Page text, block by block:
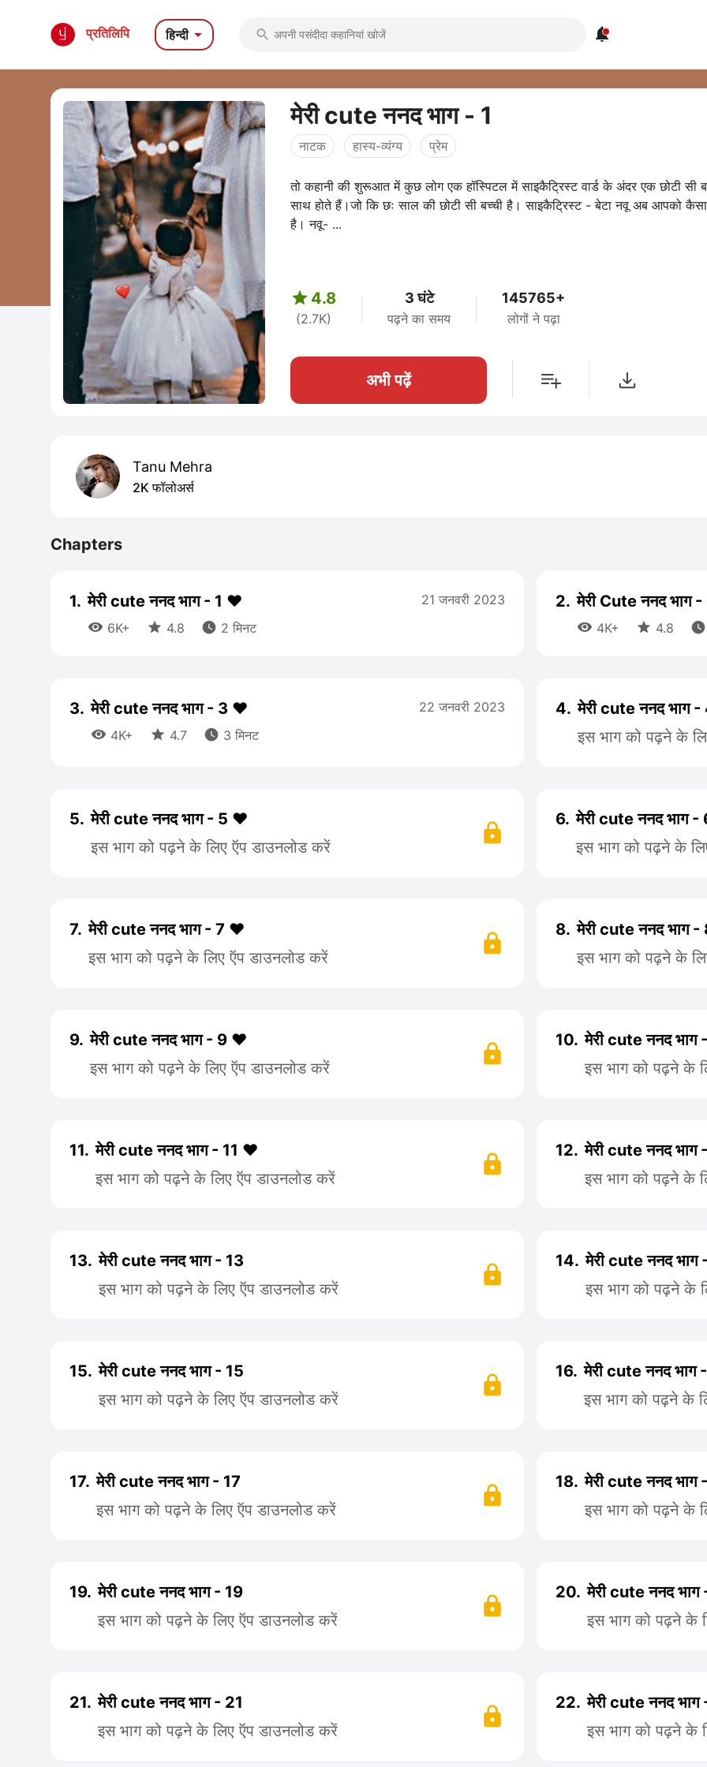
प्रतिलिपि हिन्दी  
मेरी cute ननद भाग - 1
नाटक हास्य-व्यंग्य प्रेम
तो कहानी की शुरूआत में कुछ लोग एक हॉस्पिटल में साइकैट्रिस्ट वार्ड के अंदर एक छोटी सी
साथ होते हैं।जो कि छः साल की छोटी सी बच्ची है। साइकैट्रिस्ट - बेटा नवू अब आपको
है। नवू- ...
 4.8
(2.7K)
3 घंटे
पढ़ने का समय
145765+
लोगों ने पढ़ा
अभी पढ़ें
Tanu Mehra
2K फॉलोअर्स
Chapters
1. मेरी cute ननद भाग - 1 ♥️
 6K+  4.8  2 मिनट
21 जनवरी 2023 2. मेरी Cute ननद भाग
 4K+  4.8 
3. मेरी cute ननद भाग - 3 ♥️
 4K+  4.7  3 मिनट
22 जनवरी 2023 4. मेरी cute ननद भाग
इस भाग को पढ़ने के
5. मेरी cute ननद भाग - 5 ♥️
इस भाग को पढ़ने के लिए ऍप डाउनलोड करें
6. मेरी cute ननद भाग
इस भाग को पढ़ने के
7. मेरी cute ननद भाग - 7 ♥️
इस भाग को पढ़ने के लिए ऍप डाउनलोड करें
8. मेरी cute ननद भाग
इस भाग को पढ़ने के
9. मेरी cute ननद भाग - 9 ♥️
इस भाग को पढ़ने के लिए ऍप डाउनलोड करें
10. मेरी cute ननद
इस भाग को पढ़ने के
11. मेरी cute ननद भाग - 11 ♥️
इस भाग को पढ़ने के लिए ऍप डाउनलोड करें
12. मेरी cute ननद
इस भाग को पढ़ने के
13. मेरी cute ननद भाग - 13
इस भाग को पढ़ने के लिए ऍप डाउनलोड करें
14. मेरी cute ननद भाग
इस भाग को पढ़ने के
15. मेरी cute ननद भाग - 15
इस भाग को पढ़ने के लिए ऍप डाउनलोड करें
16. मेरी cute ननद भाग
इस भाग को पढ़ने के
17. मेरी cute ननद भाग - 17
इस भाग को पढ़ने के लिए ऍप डाउनलोड करें
18. मेरी cute ननद भाग
इस भाग को पढ़ने के
19. मेरी cute ननद भाग - 19
इस भाग को पढ़ने के लिए ऍप डाउनलोड करें
20. मेरी cute ननद
इस भाग को पढ़ने के
21. मेरी cute ननद भाग - 21
इस भाग को पढ़ने के लिए ऍप डाउनलोड करें
22. मेरी cute ननद
इस भाग को पढ़ने के